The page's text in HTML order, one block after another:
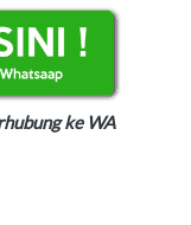
ke WA